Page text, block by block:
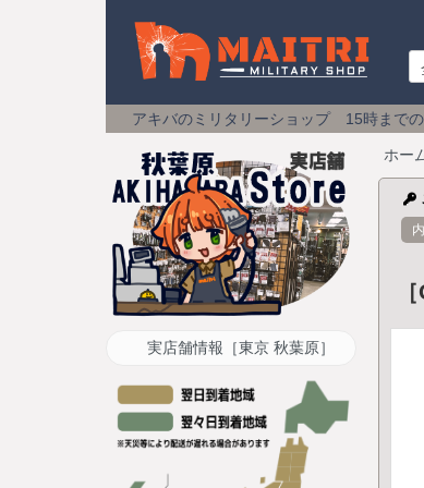
アキバのミリタリーショップ 15時までの注文は 土日祝も即
ホー
実店舗情報［東京 秋葉原］